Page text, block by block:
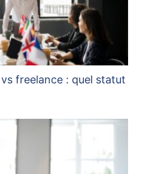
freelance : quel statut